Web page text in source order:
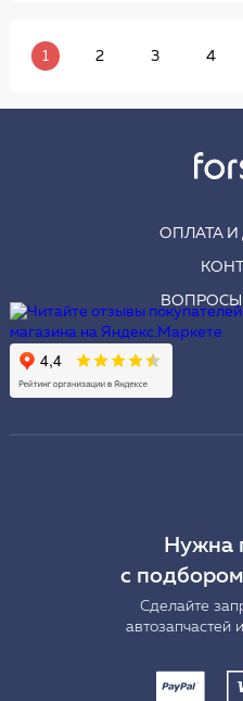
1 2 3 4
ОПЛАТА И
ВОПРОСЫ
Нужна
с
Сделайте
автозапчастей